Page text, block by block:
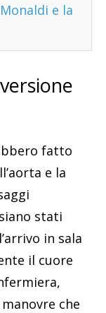
e la
fatto
e la
stati
in sala
il cuore
che